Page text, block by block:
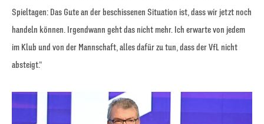
Spieltagen: Das Gute an der beschissenen Situation ist, dass wir jetzt noch
handeln können. Irgendwann geht das nicht mehr. Ich erwarte von jedem
im Klub und von der Mannschaft, alles dafür zu tun, dass der VfL nicht
absteigt.“